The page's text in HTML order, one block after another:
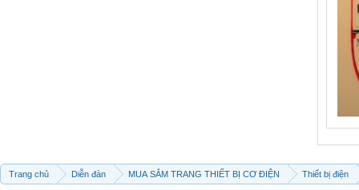
Trang chủ Diễn đàn MUA SẮM TRANG THIẾT BỊ CƠ ĐIỆN Thiết bị điện